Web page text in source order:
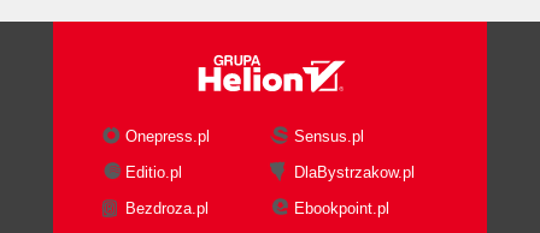
Importowanie klipów (120)
Umieszczanie klipów w oknie Timeline (122)
Tworzenie scenariusza obrazkowego (122)
Zaznaczanie klipów w oknie Project i
wykorzystanie funkcji Automate to Timeline (127)
Przycinanie klipów znajdujących się w oknie
Onepress.pl
Sensus.pl
Editio.pl
DlaBystrzakow.pl
Bezdroza.pl
Ebookpoint.pl